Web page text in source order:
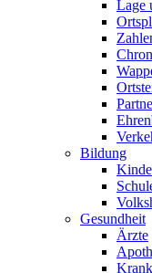
Lage
Bildung
Gesundheit
Ärzte